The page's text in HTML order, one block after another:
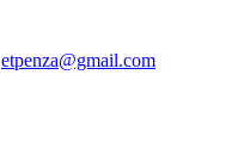
etpenza@gmail.com